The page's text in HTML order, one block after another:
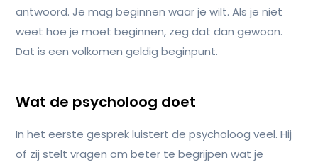
antwoord. Je mag beginnen waar je wilt. Als je niet
weet hoe je moet beginnen, zeg dat dan gewoon.
Dat is een volkomen geldig beginpunt.
Wat de psycholoog doet
In het eerste gesprek luistert de psycholoog veel. Hij
of zij stelt vragen om beter te begrijpen wat je